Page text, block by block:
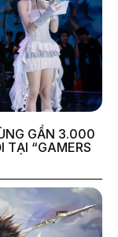
GẦN 3.000
TẠI “GAMERS